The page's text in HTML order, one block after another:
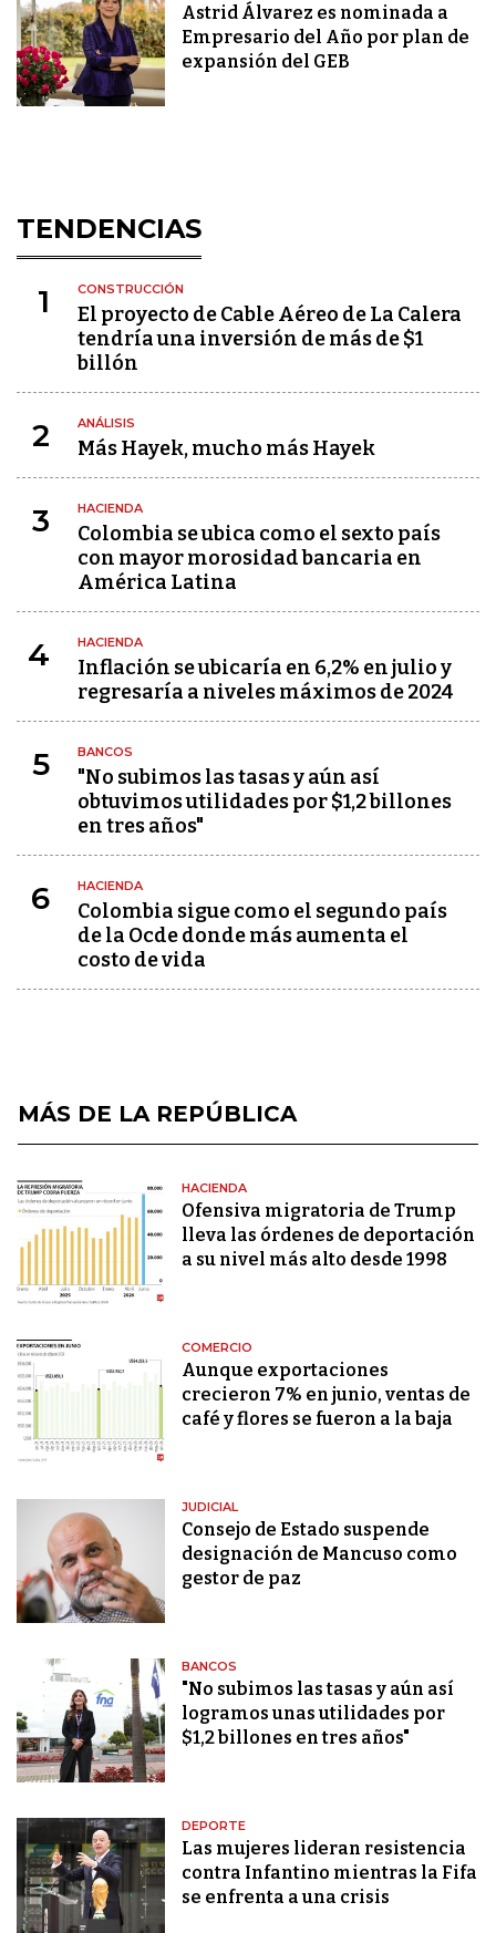
Astrid Álvarez es nominada a
Empresario del Año por plan de
expansión del GEB
TENDENCIAS
1 CONSTRUCCIÓN
El proyecto de Cable Aéreo de La Calera
tendría una inversión de más de $1
billón
2 ANÁLISIS
Más Hayek, mucho más Hayek
3 HACIENDA
Colombia se ubica como el sexto país
con mayor morosidad bancaria en
América Latina
4 HACIENDA
Inflación se ubicaría en 6,2% en julio y
regresaría a niveles máximos de 2024
5 BANCOS
"No subimos las tasas y aún así
obtuvimos utilidades por $1,2 billones
en tres años"
6 HACIENDA
Colombia sigue como el segundo país
de la Ocde donde más aumenta el
costo de vida
MÁS DE LA REPÚBLICA
HACIENDA
Ofensiva migratoria de Trump
lleva las órdenes de deportación
a su nivel más alto desde 1998
COMERCIO
Aunque exportaciones
crecieron 7% en junio, ventas de
café y flores se fueron a la baja
JUDICIAL
Consejo de Estado suspende
designación de Mancuso como
gestor de paz
BANCOS
"No subimos las tasas y aún así
logramos unas utilidades por
$1,2 billones en tres años"
DEPORTE
Las mujeres lideran resistencia
contra Infantino mientras la Fifa
se enfrenta a una crisis